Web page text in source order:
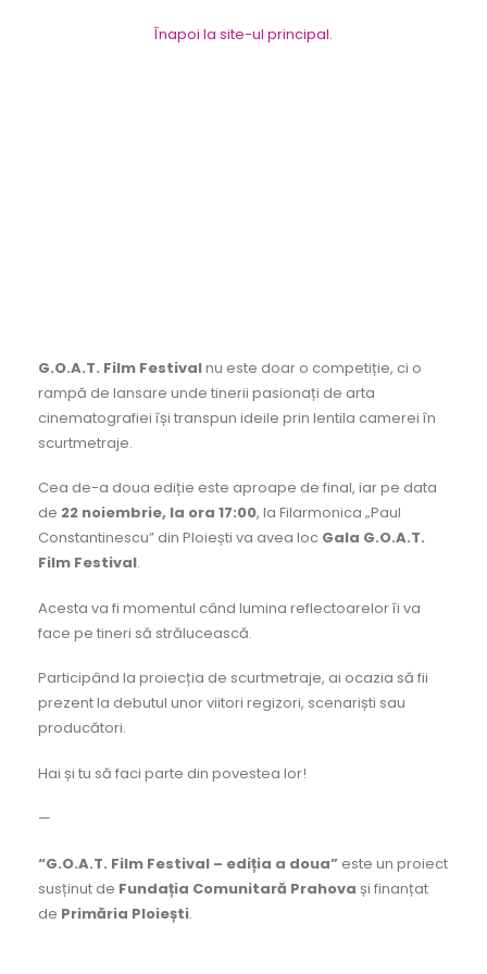
Înapoi la site-ul principal.
G.O.A.T. Film Festivalnu este doar o competiție, ci o
rampă de lansare unde tinerii pasionați de arta
cinematografiei își transpun ideile prin lentila camerei în
scurtmetraje.
Cea de-a doua ediție este aproape de final, iar pe data
de 22 noiembrie, la ora 17:00, la Filarmonica „Paul
Constantinescu” din Ploiești va avea loc Gala G.O.A.T.
Film Festival.
Acesta va fi momentul când lumina reflectoarelor îi va
face pe tineri să strălucească.
Participând la proiecția de scurtmetraje, ai ocazia să fii
prezent la debutul unor viitori regizori, scenariști sau
producători.
Hai și tu să faci parte din povestea lor!
—
“G.O.A.T. Film Festival – ediția a doua” este un proiect
susținut de Fundația Comunitară Prahova și finanțat
de Primăria Ploiești.